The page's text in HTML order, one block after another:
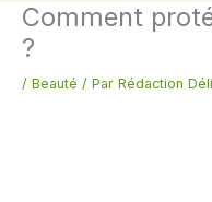
Comment
?
/ Beauté / Par Rédaction